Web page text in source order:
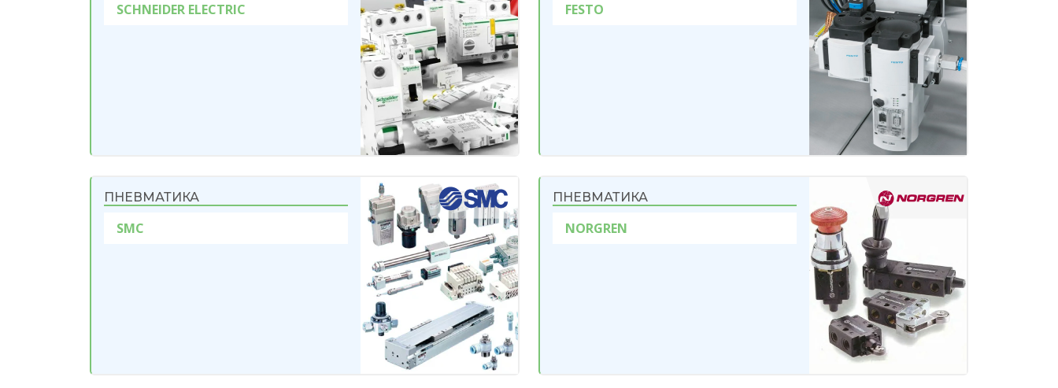
SCHNEIDER ELECTRIC FESTO
ПНЕВМАТИКА
SMC
ПНЕВМАТИКА
NORGREN